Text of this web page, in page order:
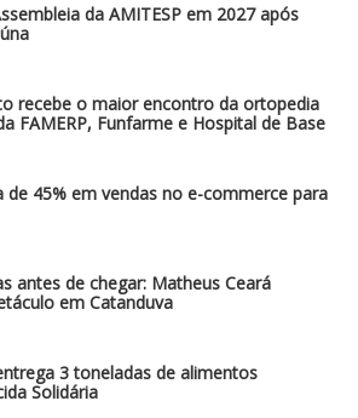
da AMITESP em 2027 após
recebe o maior encontro da ortopedia
FAMERP, Funfarme e Hospital de Base
45% em vendas no e-commerce para
antes de chegar: Matheus Ceará
em Catanduva
3 toneladas de alimentos
Solidária